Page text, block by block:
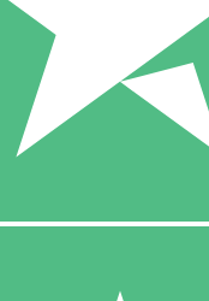
1 Download
10
US$1500